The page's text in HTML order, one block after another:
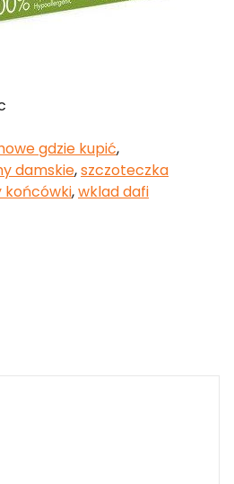
gdzie kupić,
damskie,szczoteczka
końcówki,wklad dafi